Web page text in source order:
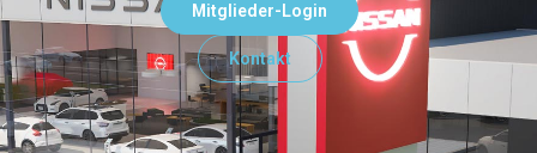
Mitglieder-Login
Kontakt